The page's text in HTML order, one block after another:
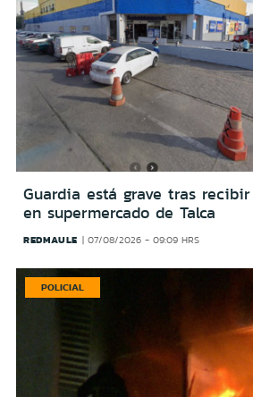
Guardia está grave tras
en supermercado de Talca
REDMAULE 07/08/2026 - 09:09 HRS
POLICIAL